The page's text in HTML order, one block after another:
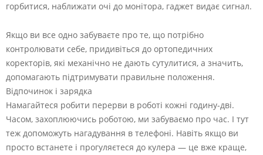
горбитися, наближати очі до монітора, гаджет видає сигнал.
Якщо ви все одно забуваєте про те, що потрібно
контролювати себе, придивіться до ортопедичних
коректорів, які механічно не дають сутулитися, а значить,
допомагають підтримувати правильне положення.
Відпочинок і зарядка
Намагайтеся робити перерви в роботі кожні годину-дві.
Часом, захоплюючись роботою, ми забуваємо про час. І тут
теж допоможуть нагадування в телефоні. Навіть якщо ви
просто встанете і прогуляєтеся до кулера — це вже краще,